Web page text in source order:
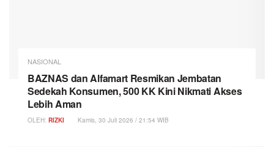
NASIONAL
BAZNAS dan Alfamart Resmikan Jembatan
Sedekah Konsumen, 500 KK Kini Nikmati Akses
Lebih Aman
OLEH: RIZKI Kamis, 30 Juli 2026 / 21:54 WIB